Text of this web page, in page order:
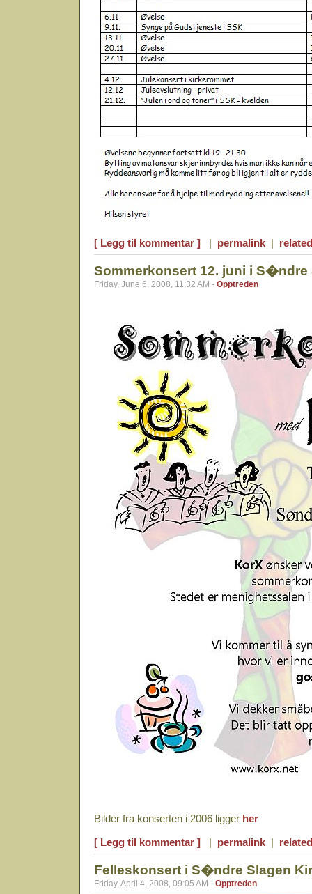
[ Legg til kommentar ] | permalink |
Sommerkonsert 12. juni i S�ndre
Friday, June 6, 2008, 11:32 AM - Opptreden
Bilder fra konserten i 2006 ligger her
[ Legg til kommentar ] | permalink |
Felleskonsert i S�ndre Slagen
Friday, April 4, 2008, 09:05 AM - Opptreden